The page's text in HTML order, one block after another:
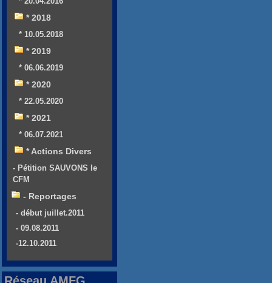
* 2018
* 10.05.2018
* 2019
* 06.06.2019
* 2020
* 22.05.2020
* 2021
* 06.07.2021
* Actions Divers
- Pétition SAUVONS le
CFM
- Reportages
- début juillet.2011
- 09.08.2011
-12.10.2011